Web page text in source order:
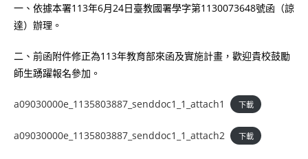
一、依據本署113年6月24日臺教國署學字第1130073648號函（諒
達）辦理。
二、前函附件修正為113年教育部來函及實施計畫，歡迎貴校鼓勵
師生踴躍報名參加。
a09030000e_1135803887_senddoc1_1_attach1 下載
a09030000e_1135803887_senddoc1_1_attach2 下載